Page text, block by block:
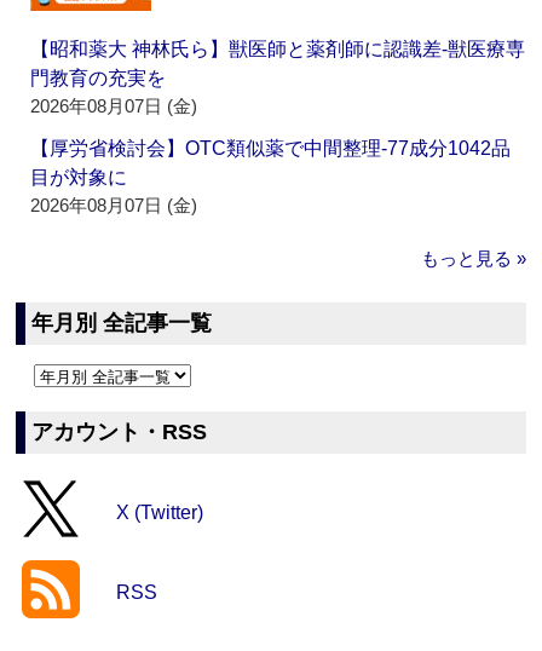
【昭和薬大 神林氏ら】獣医師と薬剤師に認識差‐獣医療専
門教育の充実を
2026年08月07日 (金)
【厚労省検討会】OTC類似薬で中間整理‐77成分1042品
目が対象に
2026年08月07日 (金)
もっと見る »
年月別 全記事一覧
アカウント・RSS
X (Twitter)
RSS